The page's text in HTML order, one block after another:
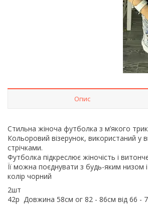
Опис
Стильна жіноча футболка з м’якого
Кольоровий візерунок, використаний у
стрічками.
Футболка підкреслює жіночість і
Її можна поєднувати з будь-яким
колір чорний
2шт
42р Довжина 58см ог 82 - 86см від 66 -